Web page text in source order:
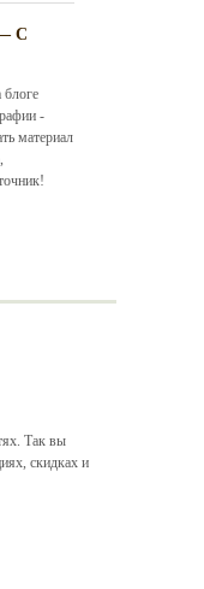
С
блоге
-
материал
Так вы
скидках и